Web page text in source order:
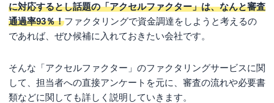
に対応するとし話題の「アクセルファクター」は、なんと審査
通過率93％！ファクタリングで資金調達をしようと考えるの
であれば、ぜひ候補に入れておきたい会社です。
そんな「アクセルファクター」のファクタリングサービスに関
して、担当者への直接アンケートを元に、審査の流れや必要書
類などに関しても詳しく説明していきます。